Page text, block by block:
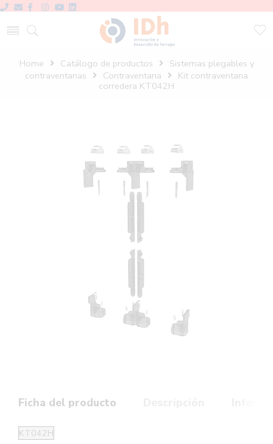
Home Catálogo de productos
Sistemas plegables y
contraventanas
Contraventana
Kit contraventana
corredera KT042H
Ficha del producto
KT042H